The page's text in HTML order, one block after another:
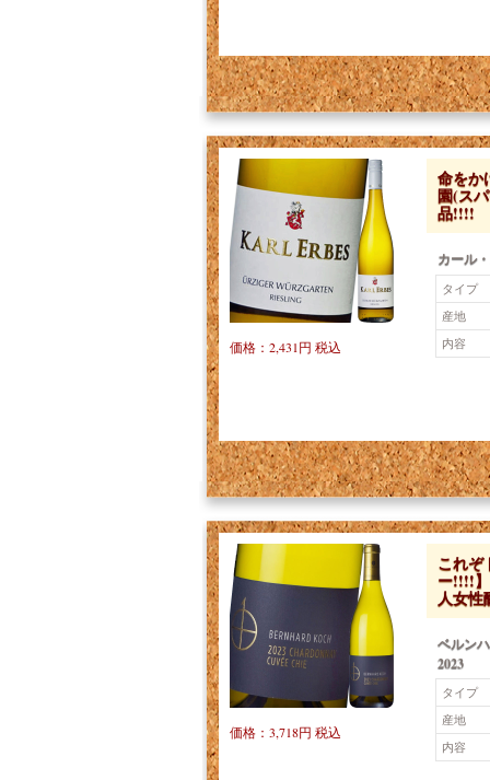
命をか
園(ス
品!!!!
カール
タイプ
産地
内容
価格：2,431円 税込
これぞ
ー!!!!
人女
ベルン
2023
タイプ
産地
内容
価格：3,718円 税込